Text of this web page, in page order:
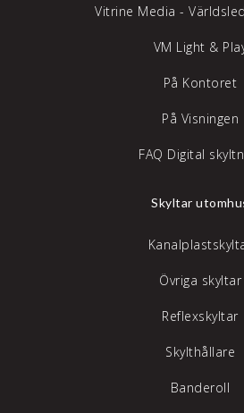
Vitrine Media -
VM Light &
På Kontoret
På Visningen
FAQ Digital
Skyltar
Övriga skyltar
Reflexskyltar
Skylthållare
Banderoll